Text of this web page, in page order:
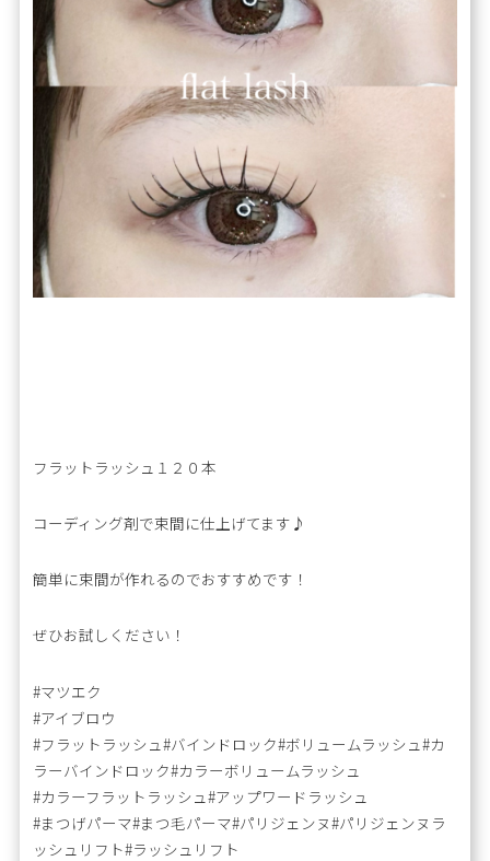
フラットラッシュ１２０本
コーディング剤で束間に仕上げてます♪
簡単に束間が作れるのでおすすめです！
ぜひお試しください！
#マツエク
#アイブロウ
#フラットラッシュ#バインドロック#ボリュームラッシュ#カ
ラーバインドロック#カラーボリュームラッシュ
#カラーフラットラッシュ#アップワードラッシュ
#まつげパーマ#まつ毛パーマ#パリジェンヌ#パリジェンヌラ
ッシュリフト#ラッシュリフト